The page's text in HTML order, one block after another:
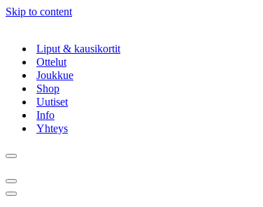
Skip to content
Liput & kausikortit
Ottelut
Joukkue
Shop
Uutiset
Info
Yhteys
Navigation
Navigation
Menu
Navigation